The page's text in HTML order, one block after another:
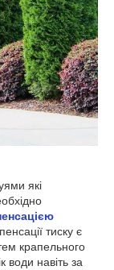
які
тиску є
крапельного
води навіть за